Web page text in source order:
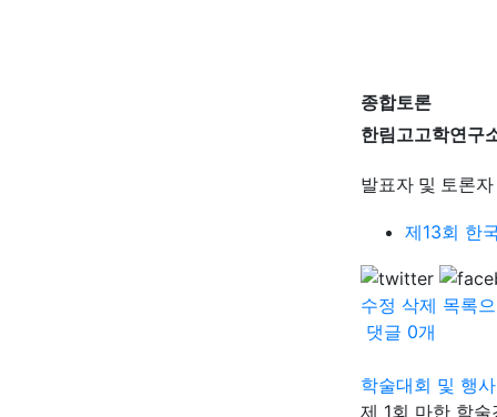
종합토론
한림고고학연구
발표자 및 토론자
제13회 한
수정 삭제 목록
댓글 0개
학술대회 및 행사
제 1회 마한 학